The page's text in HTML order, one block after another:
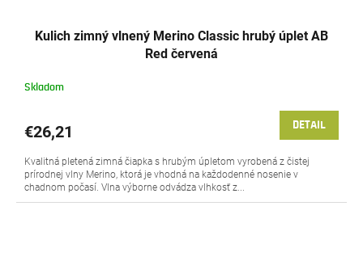
Kulich zimný vlnený Merino Classic hrubý úplet AB
Red červená
Skladom
€26,21 DETAIL
Kvalitná pletená zimná čiapka s hrubým úpletom vyrobená z čistej
prírodnej vlny Merino, ktorá je vhodná na každodenné nosenie v
chadnom počasí. Vlna výborne odvádza vlhkosť z...